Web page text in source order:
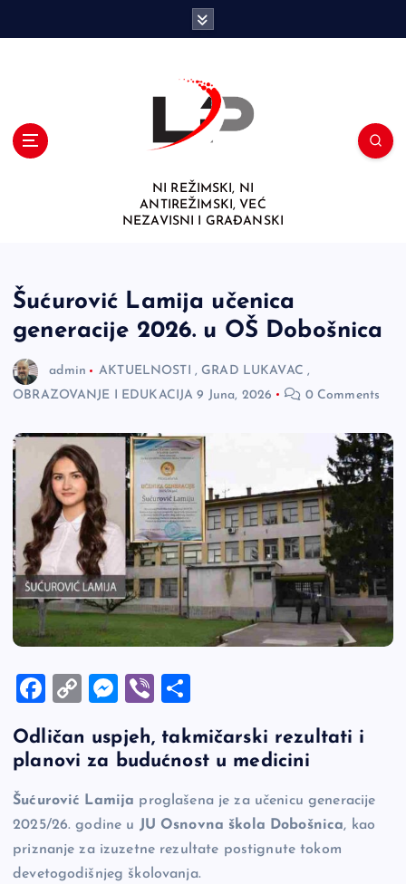
NI REŽIMSKI, NI
ANTIREŽIMSKI, VEĆ
NEZAVISNI I GRAĐANSKI
Šućurović Lamija učenica
generacije 2026. u OŠ Dobošnica
admin AKTUELNOSTI , GRAD LUKAVAC ,
OBRAZOVANJE I EDUKACIJA 9 Juna, 2026 0 Comments
F
c
e
b
o
o
C
p
y
Li
n
k
M
se
n
g
er
Vi
er ar
e
Odličan uspjeh, takmičarski rezultati i
planovi za budućnost u medicini
Šućurović Lamija proglašena je za učenicu generacije
2025/26. godine u JU Osnovna škola Dobošnica, kao
priznanje za izuzetne rezultate postignute tokom
devetogodišnjeg školovanja.